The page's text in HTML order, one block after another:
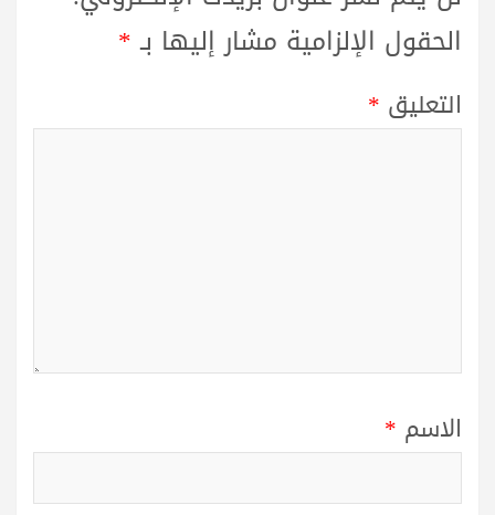
الحقول الإلزامية مشار إليها بـ*
التعليق *
الاسم *